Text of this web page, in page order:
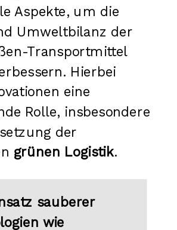
Aspekte, um die
Umweltbilanz der
Transportmittel
Hierbei
eine
Rolle, insbesondere
der
grünen Logistik.
sauberer
wie